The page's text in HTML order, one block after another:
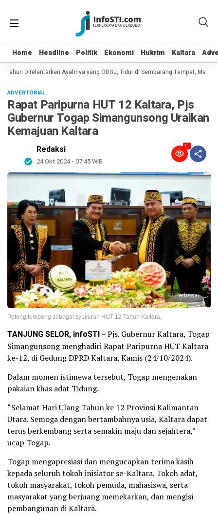
Home Headline Politik Ekonomi Hukrim Kaltara
Home Headline Politik Ekonomi Hukrim Kaltara
Ditelantarkan Ayahnya yang ODGJ, Tidur di Sembarang Tempat, Makan
ADVERTORIAL
Rapat Paripurna HUT 12 Kaltara, Pjs
Gubernur Togap Simangunsong Uraikan
Kemajuan Kaltara
Redaksi
24 Okt 2024 - 07:45 WIB
11
Perbesar
Potong tumpeng sebagai syukuran HUT 12 Tahun Kaltara,
TANJUNG SELOR, infoSTI– Pjs. Gubernur Kaltara, Togap
Simangunsong menghadiri Rapat Paripurna HUT Kaltara
ke-12, di Gedung DPRD Kaltara, Kamis (24/10/2024).
Dalam momen istimewa tersebut, Togap mengenakan
pakaian khas adat Tidung.
“Selamat Hari Ulang Tahun ke 12 Provinsi Kalimantan
Utara. Semoga dengan bertambahnya usia, Kaltara dapat
terus berkembang serta semakin maju dan sejahtera,”
ucap Togap.
Togap mengapresiasi dan mengucapkan terima kasih
kepada seluruh tokoh inisiator se-Kaltara. Tokoh adat,
tokoh masyarakat, tokoh pemuda, mahasiswa, serta
masyarakat yang berjuang memekarkan, dan mengisi
pembangunan di Kaltara.